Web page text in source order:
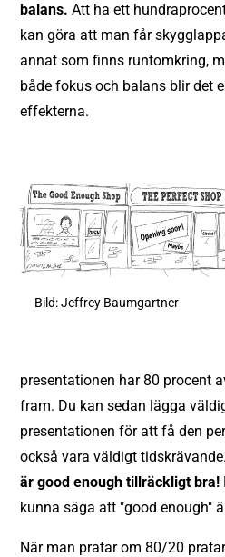
balans.Att ha ett
kan göra att man får
annat som finns runtomkring,
både fokus och balans blir det
effekterna.
Bild: Jeffrey Baumgartner
presentationen har 80 procent
fram. Du kan sedan lägga
presentationen för att få den
också vara väldigt
är good enough tillräckligt bra!
kunna säga att "good enough"
När man pratar om 80/20